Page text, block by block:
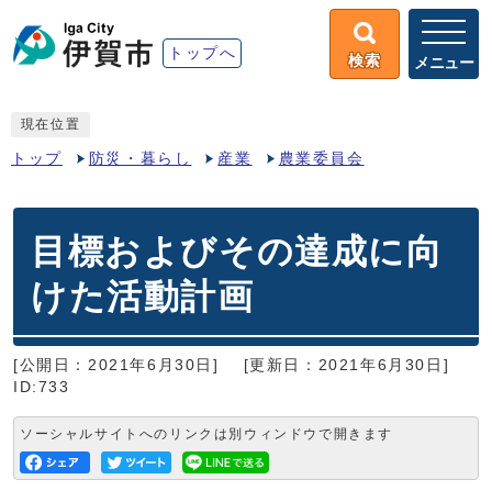
トップへ 検索 メニュー
現在位置
トップ 防災・暮らし 産業 農業委員会
目標およびその達成に向
けた活動計画
[公開日：2021年6月30日]
[更新日：2021年6月30日]
ID:733
ソーシャルサイトへのリンクは別ウィンドウで開きます